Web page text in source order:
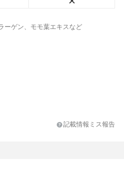
ーゲン、モモ葉エキスなど
記載情報ミス報告